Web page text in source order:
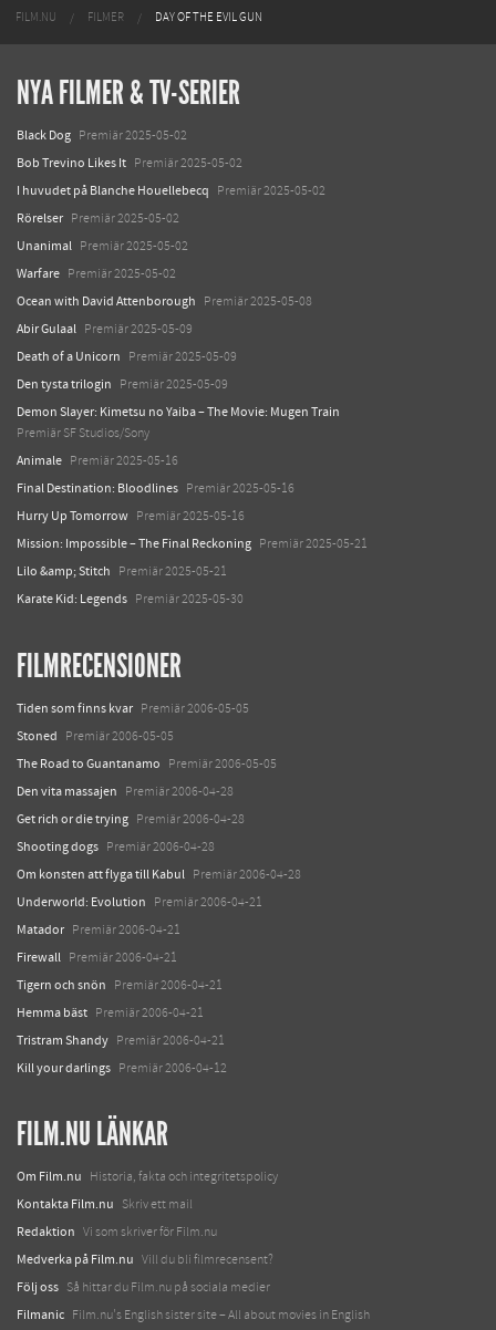
FILM.NU FILMER DAY OF THE EVIL GUN
NYA FILMER & TV-SERIER
Black Dog Premiär 2025-05-02
Bob Trevino Likes It Premiär 2025-05-02
I huvudet på Blanche Houellebecq Premiär 2025-05-02
Rörelser Premiär 2025-05-02
Unanimal Premiär 2025-05-02
Warfare Premiär 2025-05-02
Ocean with David Attenborough Premiär 2025-05-08
Abir Gulaal Premiär 2025-05-09
Death of a Unicorn Premiär 2025-05-09
Den tysta trilogin Premiär 2025-05-09
Demon Slayer: Kimetsu no Yaiba – The Movie: Mugen Train
Premiär SF Studios/Sony
Animale Premiär 2025-05-16
Final Destination: Bloodlines Premiär 2025-05-16
Hurry Up Tomorrow Premiär 2025-05-16
Mission: Impossible – The Final Reckoning Premiär 2025-05-21
Lilo &amp; Stitch Premiär 2025-05-21
Karate Kid: Legends Premiär 2025-05-30
FILMRECENSIONER
Tiden som finns kvar Premiär 2006-05-05
Stoned Premiär 2006-05-05
The Road to Guantanamo Premiär 2006-05-05
Den vita massajen Premiär 2006-04-28
Get rich or die trying Premiär 2006-04-28
Shooting dogs Premiär 2006-04-28
Om konsten att flyga till Kabul Premiär 2006-04-28
Underworld: Evolution Premiär 2006-04-21
Matador Premiär 2006-04-21
Firewall Premiär 2006-04-21
Tigern och snön Premiär 2006-04-21
Hemma bäst Premiär 2006-04-21
Tristram Shandy Premiär 2006-04-21
Kill your darlings Premiär 2006-04-12
FILM.NU LÄNKAR
Om Film.nu Historia, fakta och integritetspolicy
Kontakta Film.nu Skriv ett mail
Redaktion Vi som skriver för Film.nu
Medverka på Film.nu Vill du bli filmrecensent?
Följ oss Så hittar du Film.nu på sociala medier
Filmanic Film.nu's English sister site – All about movies in English